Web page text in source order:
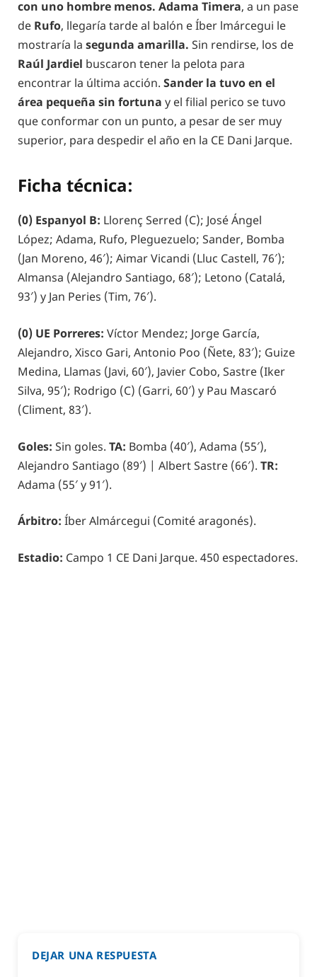
con uno hombre menos. Adama Timera, a un pase
de Rufo, llegaría tarde al balón e Íber lmárcegui le
mostraría la segunda amarilla. Sin rendirse, los de
Raúl Jardiel buscaron tener la pelota para
encontrar la última acción. Sander la tuvo en el
área pequeña sin fortuna y el filial perico se tuvo
que conformar con un punto, a pesar de ser muy
superior, para despedir el año en la CE Dani Jarque.
Ficha técnica:
(0) Espanyol B: Llorenç Serred (C); José Ángel
López; Adama, Rufo, Pleguezuelo; Sander, Bomba
(Jan Moreno, 46′); Aimar Vicandi (Lluc Castell, 76′);
Almansa (Alejandro Santiago, 68′); Letono (Catalá,
93′) y Jan Peries (Tim, 76′).
(0) UE Porreres: Víctor Mendez; Jorge García,
Alejandro, Xisco Gari, Antonio Poo (Ñete, 83′); Guize
Medina, Llamas (Javi, 60′), Javier Cobo, Sastre (Iker
Silva, 95′); Rodrigo (C) (Garri, 60′) y Pau Mascaró
(Climent, 83′).
Goles: Sin goles. TA: Bomba (40′), Adama (55′),
Alejandro Santiago (89′) | Albert Sastre (66′). TR:
Adama (55′ y 91′).
Árbitro: Íber Almárcegui (Comité aragonés).
Estadio: Campo 1 CE Dani Jarque. 450 espectadores.
DEJAR UNA RESPUESTA